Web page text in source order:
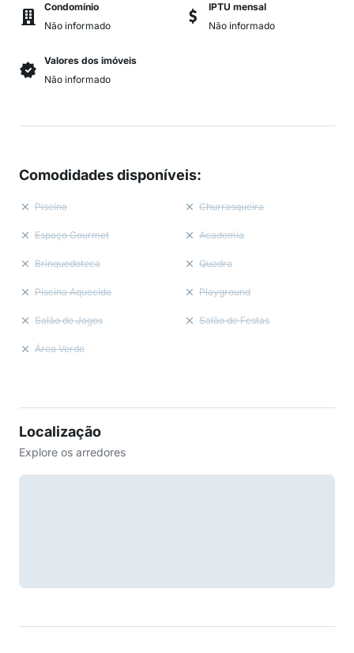
Condomínio
Não informado
IPTU mensal
Não informado
Valores dos imóveis
Não informado
Comodidades disponíveis:
Piscina Churrasqueira
Espaço Gourmet Academia
Brinquedoteca Quadra
Piscina Aquecida Playground
Salão de Jogos Salão de Festas
Área Verde
Localização
Explore os arredores